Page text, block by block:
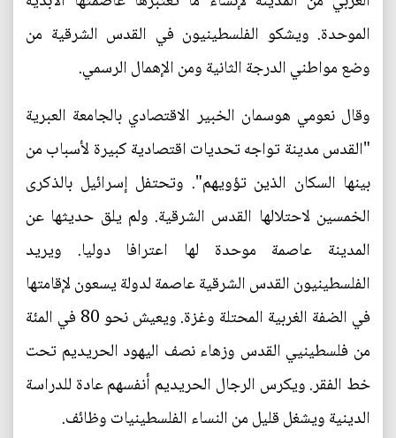
الموحدة. ويشكو الفلسطينيون في القدس الشرقية من
وضع مواطني الدرجة الثانية ومن الإهمال الرسمي.
وقال نعومي هوسمان الخبير الاقتصادي بالجامعة العبرية
"القدس مدينة تواجه تحديات اقتصادية كبيرة لأسباب من
بينها السكان الذين تؤويهم". وتحتفل إسرائيل بالذكرى
الخمسين لاحتلالها القدس الشرقية. ولم يلق حديثها عن
المدينة عاصمة موحدة لها اعترافا دوليا. ويريد
الفلسطينيون القدس الشرقية عاصمة لدولة يسعون لإقامتها
في الضفة الغربية المحتلة وغزة. ويعيش نحو 80 في المئة
من فلسطينيي القدس وزهاء نصف اليهود الحريديم تحت
خط الفقر. ويكرس الرجال الحريديم أنفسهم عادة للدراسة
الدينية ويشغل قليل من النساء الفلسطينيات وظائف.